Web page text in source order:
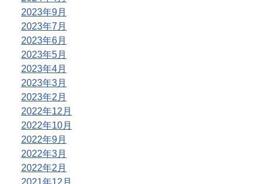
2023年9月
2023年7月
2023年6月
2023年5月
2023年4月
2023年3月
2023年2月
2022年12月
2022年10月
2022年9月
2022年3月
2022年2月
2021年12月